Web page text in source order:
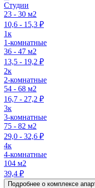
Студии
23 - 30 м2
10,6 - 15,3 ₽
1к
1-комнатные
36 - 47 м2
13,5 - 19,2 ₽
2к
2-комнатные
54 - 68 м2
16,7 - 27,2 ₽
3к
3-комнатные
75 - 82 м2
29,0 - 32,6 ₽
4к
4-комнатные
104 м2
39,4 ₽
Подробнее о комплексе